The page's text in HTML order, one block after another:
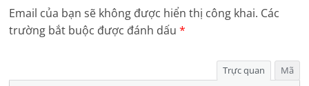
Email của bạn sẽ không được hiển thị công khai. Các
trường bắt buộc được đánh dấu*
Trực quan Mã